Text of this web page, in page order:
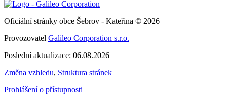
Oficiální stránky obce Šebrov - Kateřina © 2026
Provozovatel Galileo Corporation s.r.o.
Poslední aktualizace: 06.08.2026
Změna vzhledu, Struktura stránek
Prohlášení o přístupnosti